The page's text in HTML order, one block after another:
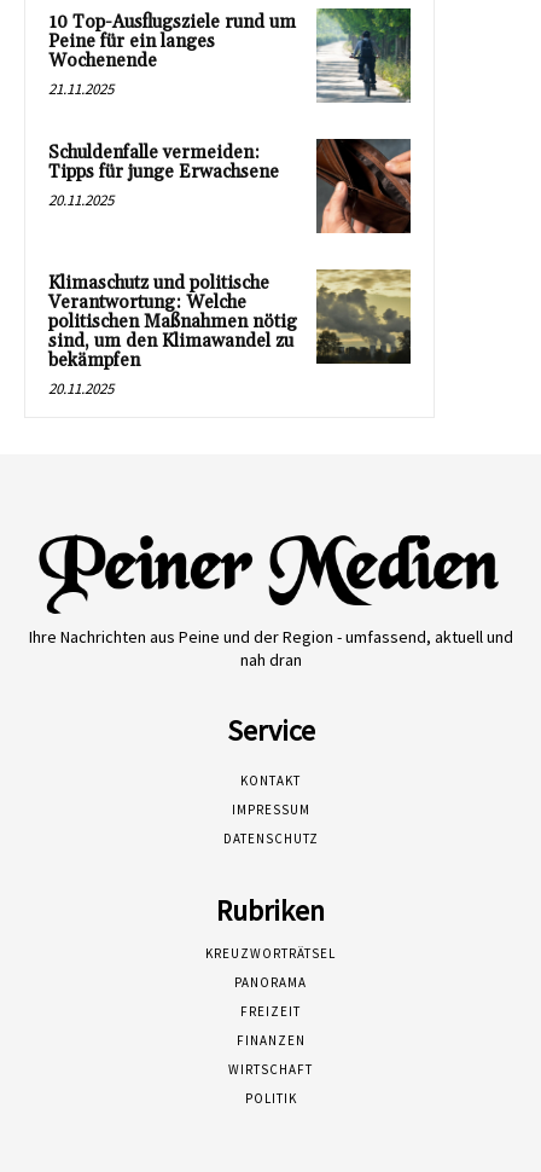
10 Top-Ausflugsziele rund um
Peine für ein langes
Wochenende
21.11.2025
Schuldenfalle vermeiden:
Tipps für junge Erwachsene
20.11.2025
Klimaschutz und politische
Verantwortung: Welche
politischen Maßnahmen nötig
sind, um den Klimawandel zu
bekämpfen
20.11.2025
Ihre Nachrichten aus Peine und der Region - umfassend, aktuell und
nah dran
Service
KONTAKT
IMPRESSUM
DATENSCHUTZ
Rubriken
KREUZWORTRÄTSEL
PANORAMA
FREIZEIT
FINANZEN
WIRTSCHAFT
POLITIK